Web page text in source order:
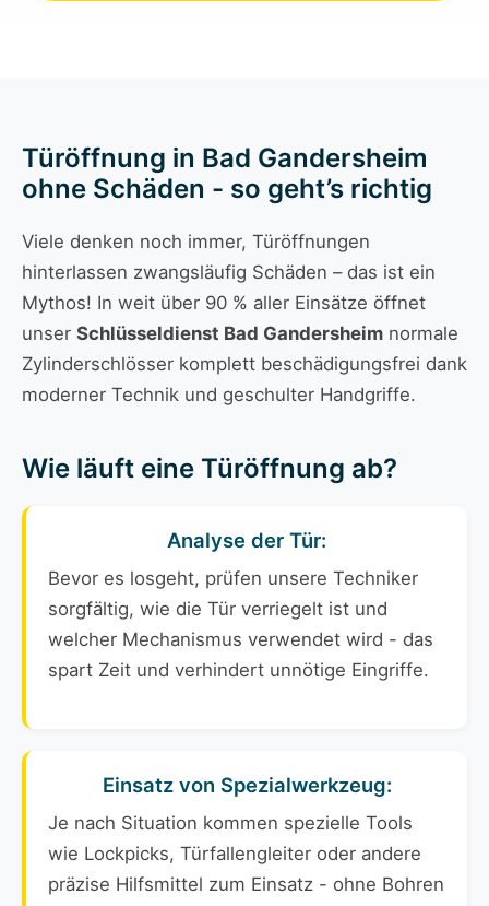
Türöffnung in Bad Gandersheim
ohne Schäden - so geht’s richtig
Viele denken noch immer, Türöffnungen
hinterlassen zwangsläufig Schäden – das ist ein
Mythos! In weit über 90 % aller Einsätze öffnet
unser Schlüsseldienst Bad Gandersheim normale
Zylinderschlösser komplett beschädigungsfrei dank
moderner Technik und geschulter Handgriffe.
Wie läuft eine Türöffnung ab?
Analyse der Tür:
Bevor es losgeht, prüfen unsere Techniker
sorgfältig, wie die Tür verriegelt ist und
welcher Mechanismus verwendet wird - das
spart Zeit und verhindert unnötige Eingriffe.
Einsatz von Spezialwerkzeug:
Je nach Situation kommen spezielle Tools
wie Lockpicks, Türfallengleiter oder andere
präzise Hilfsmittel zum Einsatz - ohne Bohren